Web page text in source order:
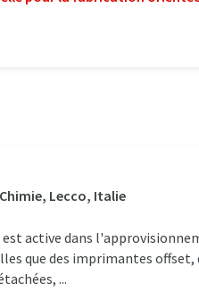
Lecco, Italie
active dans
que des imprimantes offset,
...